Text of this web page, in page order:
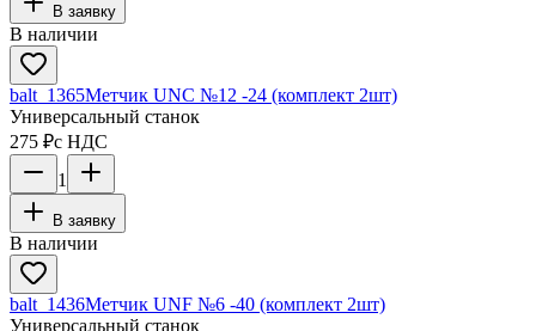
В заявку
В наличии
balt_1365Метчик UNC №12 -24 (комплект 2шт)
Универсальный станок
275 ₽с НДС
1
В заявку
В наличии
balt_1436Метчик UNF №6 -40 (комплект 2шт)
Универсальный станок